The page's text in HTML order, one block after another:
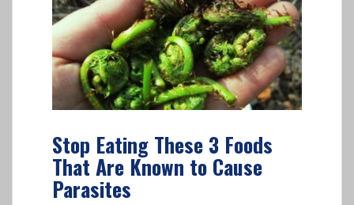
Stop Eating These 3 Foods
That Are Known to Cause
Parasites